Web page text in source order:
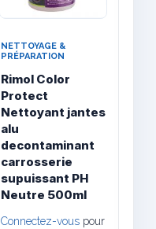
NETTOYAGE &
PRÉPARATION
Rimol Color
Protect
Nettoyant jantes
alu
decontaminant
carrosserie
supuissant PH
Neutre 500ml
Connectez-vous pour